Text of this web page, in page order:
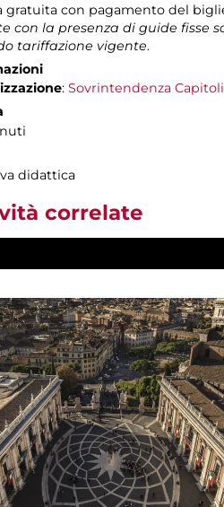
gratuita con pagamento del
con la presenza di guide
tariffazione vigente.
: Sovrintendenza
didattica
correlate